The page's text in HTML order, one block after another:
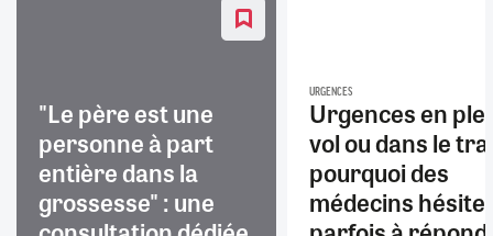
"Le père est une
personne à part
entière dans la
grossesse" : une
URGENCES
Urgences en
vol ou dans le
pourquoi des
médecins